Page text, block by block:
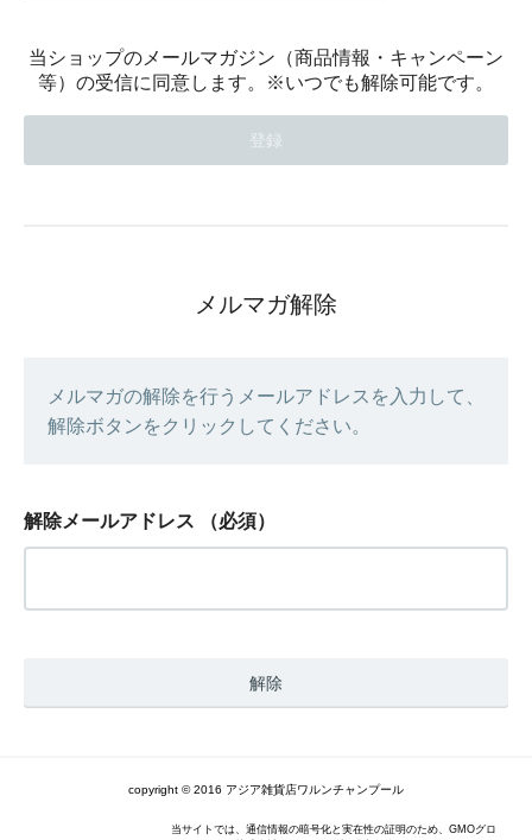
当ショップのメールマガジン（商品情報・キャンペーン
等）の受信に同意します。※いつでも解除可能です。
メルマガ解除
メルマガの解除を行うメールアドレスを入力して、
解除ボタンをクリックしてください。
解除メールアドレス （必須）
copyright © 2016 アジア雑貨店ワルンチャンプール
当サイトでは、通信情報の暗号化と実在性の証明のため、GMOグロ